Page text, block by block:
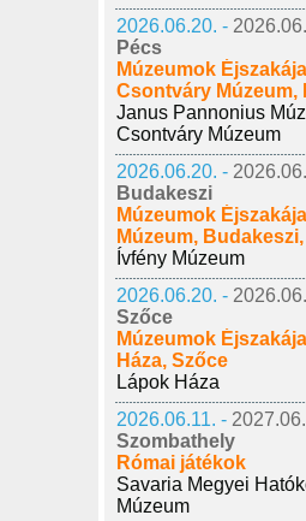
2026.06.20. -
Pécs
Múzeumok
Csontváry Múzeum,
Janus Pannonius
Csontváry Múzeum
2026.06.20. -
Budakeszi
Múzeumok
Múzeum,
Ívfény Múzeum
2026.06.20. -
Szőce
Múzeumok
Háza, Szőce
Lápok Háza
2026.06.11. -
Szombathely
Római játékok
Savaria Megyei
Múzeum